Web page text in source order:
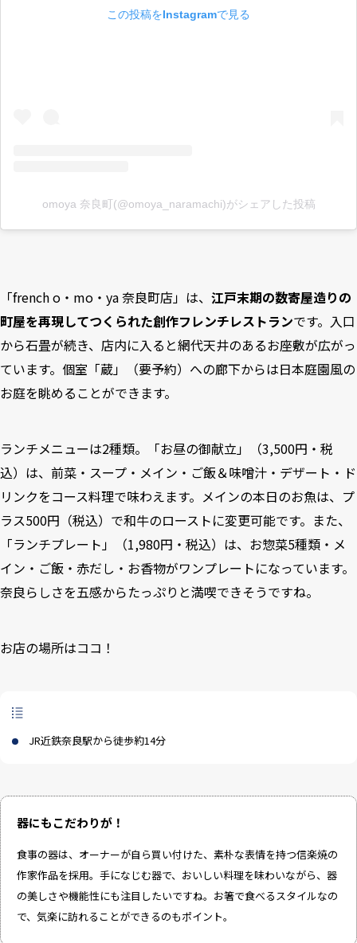
この投稿をInstagramで見る
omoya 奈良町(@omoya_naramachi)がシェアした投稿
「french o・mo・ya 奈良町店」は、 江戸末期の数寄屋造りの
町屋を再現してつくられた創作フレンチレストランです。入口
から石畳が続き、店内に入ると網代天井のあるお座敷が広がっ
ています。個室「蔵」（要予約）への廊下からは日本庭園風の
お庭を眺めることができます。
ランチメニューは2種類。「お昼の御献立」（3,500円・税
込）は、前菜・スープ・メイン・ご飯＆味噌汁・デザート・ド
リンクをコース料理で味わえます。メインの本日のお魚は、プ
ラス500円（税込）で和牛のローストに変更可能です。また、
「ランチプレート」（1,980円・税込）は、お惣菜5種類・メ
イン・ご飯・赤だし・お香物がワンプレートになっています。
奈良らしさを五感からたっぷりと満喫できそうですね。
お店の場所はココ！
JR近鉄奈良駅から徒歩約14分
器にもこだわりが！
食事の器は、オーナーが自ら買い付けた、素朴な表情を持つ信楽焼の
作家作品を採用。手になじむ器で、おいしい料理を味わいながら、器
の美しさや機能性にも注目したいですね。お箸で食べるスタイルなの
で、気楽に訪れることができるのもポイント。